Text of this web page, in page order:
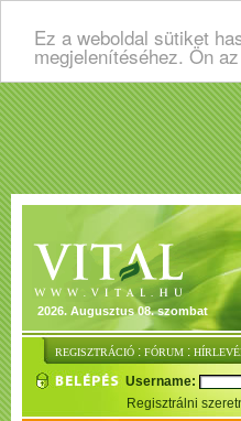
Ez a weboldal sütiket
megjelenítéséhez. Ön
2026. Augusztus 08. szombat
REGISZTRÁCIÓ : FÓRUM :
Username:
Regisztrálni